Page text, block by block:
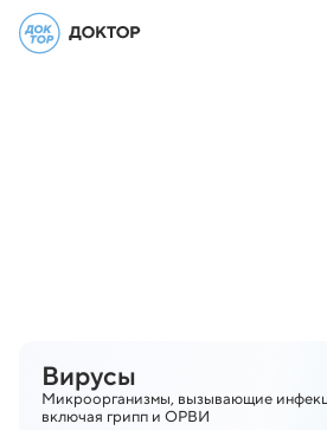
Вирусы
Микроорганизмы, вызывающие
включая грипп и ОРВИ